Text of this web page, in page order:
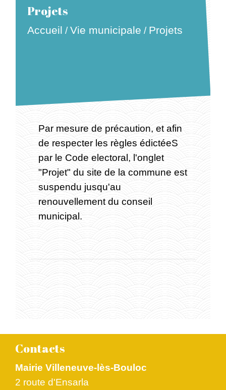
Projets
Accueil /Vie municipale / Projets
Par mesure de précaution, et afin
de respecter les règles édictéeS
par le Code electoral, l'onglet
"Projet" du site de la commune est
suspendu jusqu'au
renouvellement du conseil
municipal.
Contacts
Mairie Villeneuve-lès-Bouloc
2 route d'Ensarla